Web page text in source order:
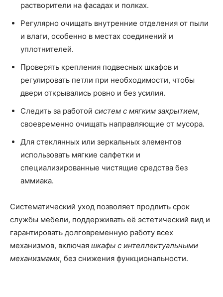
растворители на фасадах и полках.
Регулярно очищать внутренние отделения от пыли
и влаги, особенно в местах соединений и
уплотнителей.
Проверять крепления подвесных шкафов и
регулировать петли при необходимости, чтобы
двери открывались ровно и без усилия.
Следить за работой систем с мягким закрытием,
своевременно очищать направляющие от мусора.
Для стеклянных или зеркальных элементов
использовать мягкие салфетки и
специализированные чистящие средства без
аммиака.
Систематический уход позволяет продлить срок
службы мебели, поддерживать её эстетический вид и
гарантировать долговременную работу всех
механизмов, включая шкафы с интеллектуальными
механизмами, без снижения функциональности.